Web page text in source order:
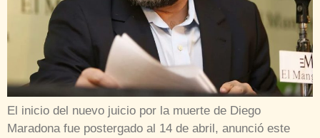
El inicio del nuevo juicio por la muerte de Diego
Maradona fue postergado al 14 de abril, anunció este